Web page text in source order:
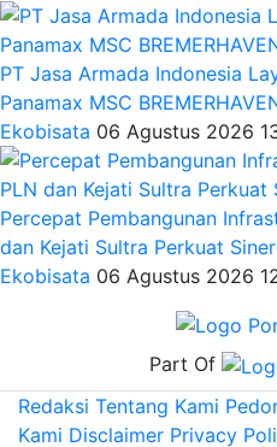
PT Jasa Armada Indonesia
Panamax MSC
Ekobisata 06 Agustus 2026
Percepat Pembangunan
dan Kejati Sultra Perkuat
Ekobisata 06 Agustus 2026
Part Of
Redaksi Tentang Kami
Kami Disclaimer Privacy